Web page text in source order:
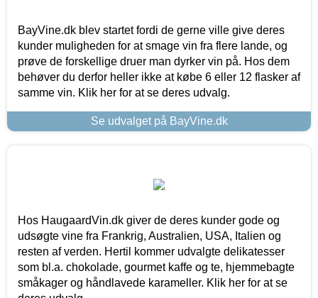
BayVine.dk blev startet fordi de gerne ville give deres
kunder muligheden for at smage vin fra flere lande, og
prøve de forskellige druer man dyrker vin på. Hos dem
behøver du derfor heller ikke at købe 6 eller 12 flasker af
samme vin. Klik her for at se deres udvalg.
Se udvalget på BayVine.dk
Hos HaugaardVin.dk giver de deres kunder gode og
udsøgte vine fra Frankrig, Australien, USA, Italien og
resten af verden. Hertil kommer udvalgte delikatesser
som bl.a. chokolade, gourmet kaffe og te, hjemmebagte
småkager og håndlavede karameller. Klik her for at se